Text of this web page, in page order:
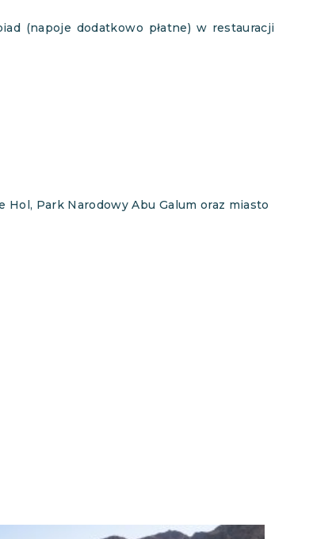
(napoje dodatkowo płatne) w restauracji
Hol, Park Narodowy Abu Galum oraz miasto